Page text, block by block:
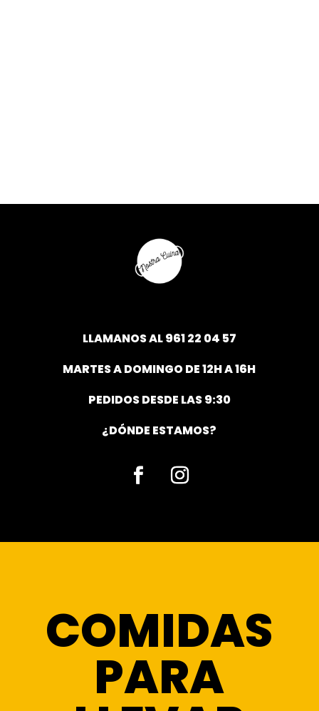
LLAMANOS AL961 22 04 57
MARTES A DOMINGO DE 12H A 16H
PEDIDOS DESDE LAS 9:30
¿DÓNDE ESTAMOS?
COMIDAS
PARA